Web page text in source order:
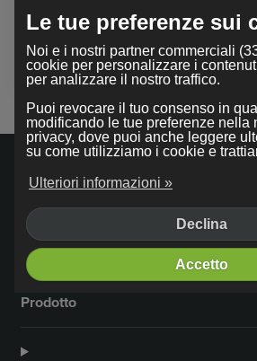
Utilizzando il nostro servizio, accetti
condizioni.
Azienda
Prodotto
Le tue preferenze sui
Noi e i nostri partner commerciali
cookie per personalizzare i
per analizzare il nostro traffico.
Puoi revocare il tuo consenso in
modificando le tue preferenze nella
privacy, dove puoi anche leggere
su come utilizziamo i cookie e
Ulteriori informazioni »
Declina
Accetto